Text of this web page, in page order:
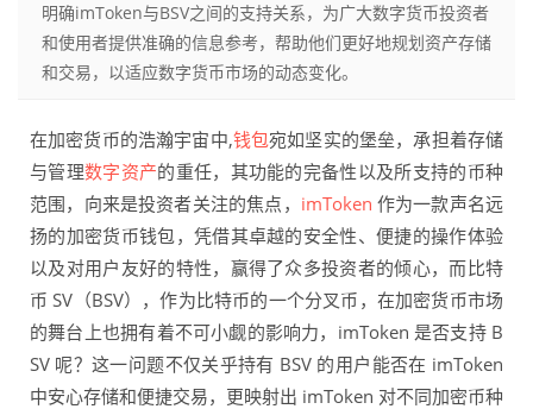
明确imToken与BSV之间的支持关系，为广大数字货币投资者
和使用者提供准确的信息参考，帮助他们更好地规划资产存储
和交易，以适应数字货币市场的动态变化。
在加密货币的浩瀚宇宙中,钱包宛如坚实的堡垒，承担着存储
与管理数字资产的重任，其功能的完备性以及所支持的币种
范围，向来是投资者关注的焦点， imToken 作为一款声名远
扬的加密货币钱包，凭借其卓越的安全性、便捷的操作体验
以及对用户友好的特性，赢得了众多投资者的倾心，而比特
币 SV（BSV），作为比特币的一个分叉币，在加密货币市场
的舞台上也拥有着不可小觑的影响力，imToken 是否支持 B
SV 呢？这一问题不仅关乎持有 BSV 的用户能否在 imToken
中安心存储和便捷交易，更映射出 imToken 对不同加密币种